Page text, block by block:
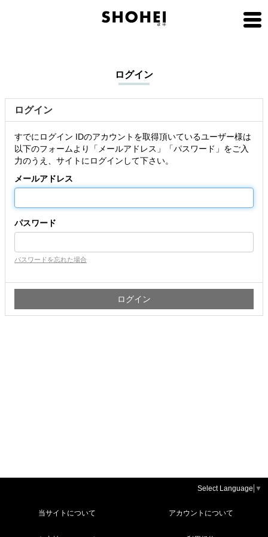
ログイン
ログイン
すでにログイン IDのアカウントを取得頂いているユーザー様は
以下のフォームより「メールアドレス」「パスワード」をご入
力のうえ、サイトにログインして下さい。
メールアドレス
パスワード
パスワードを忘れた場合
Select Language ▼
当サイトについて アカウントについて